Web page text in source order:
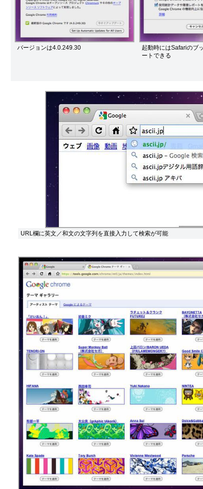
バージョンは4.0.249.30
起動時にはSafariのブ
ートできる
URL欄に英文／和文の文字列を直接入力して検索が可能